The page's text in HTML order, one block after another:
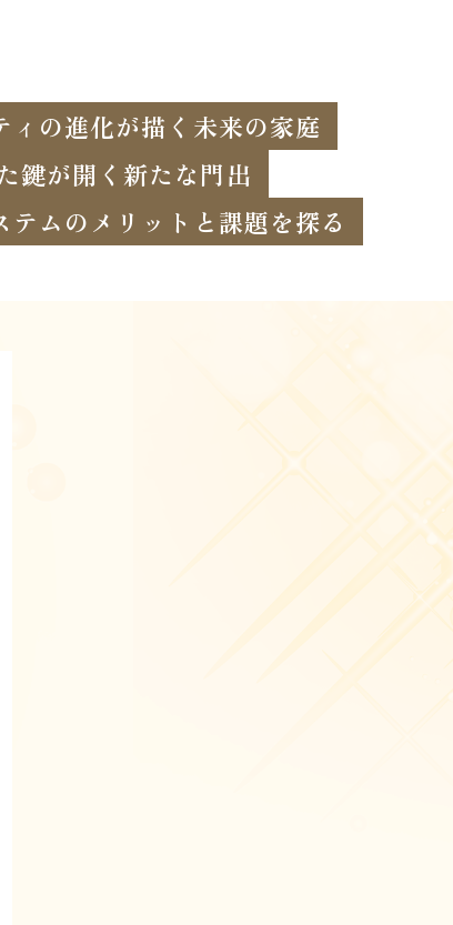
ィの進化が描く未来の家庭
鍵が開く新たな門出
ムのメリットと課題を探る